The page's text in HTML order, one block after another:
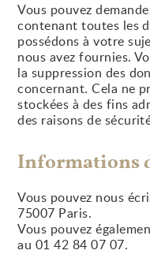
Vous pouvez
contenant toutes les
possédons à votre
nous avez fournies.
la suppression des
concernant. Cela ne
stockées à des fins
des raisons de
Informations
Vous pouvez nous
75007 Paris.
Vous pouvez
au 01 42 84 07 07.